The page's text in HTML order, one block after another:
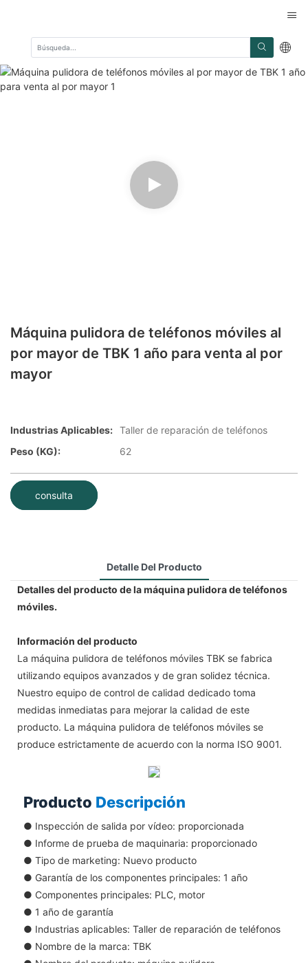
Máquina pulidora de teléfonos móviles al
por mayor de TBK 1 año para venta al por
mayor
Industrias Aplicables: Taller de reparación de teléfonos
Peso (KG):
62
consulta
Detalle Del Producto
Detalles del producto de la máquina pulidora de teléfonos
móviles.
Información del producto
La máquina pulidora de teléfonos móviles TBK se fabrica
utilizando equipos avanzados y de gran solidez técnica.
Nuestro equipo de control de calidad dedicado toma
medidas inmediatas para mejorar la calidad de este
producto. La máquina pulidora de teléfonos móviles se
produce estrictamente de acuerdo con la norma ISO 9001.
Producto Descripción
● Inspección de salida por vídeo: proporcionada
● Informe de prueba de maquinaria: proporcionado
● Tipo de marketing: Nuevo producto
● Garantía de los componentes principales: 1 año
● Componentes principales: PLC, motor
● 1 año de garantía
● Industrias aplicables: Taller de reparación de teléfonos
● Nombre de la marca: TBK